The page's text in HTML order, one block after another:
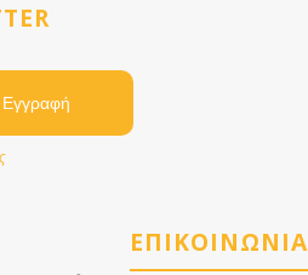
ΕΠΙΚΟΙΝΩΝΙΑ